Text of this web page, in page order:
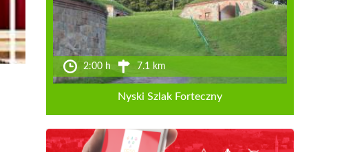
2:00 h 7.1 km
Nyski Szlak Forteczny